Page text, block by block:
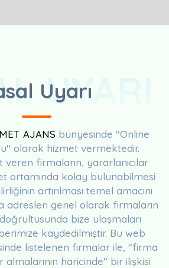
Uyarı
UYARI
MET AJANS bünyesinde "Online
olarak hizmet vermektedir.
firmaların, yararlanıcılar
ortamında kolay bulunabilmesi
artırılması temel amacını
adresleri genel olarak firmaların
bize ulaşmaları
kaydedilmiştir. Bu web
listelenen firmalar ile, "firma
haricinde" bir ilişkisi